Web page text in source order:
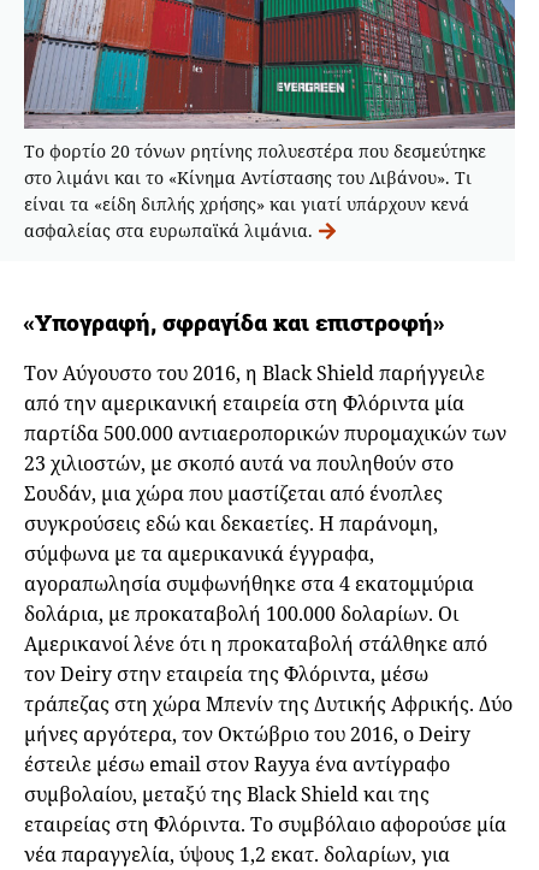
Το φορτίο 20 τόνων ρητίνης πολυεστέρα που δεσμεύτηκε
στο λιμάνι και το «Κίνημα Αντίστασης του Λιβάνου». Τι
είναι τα «είδη διπλής χρήσης» και γιατί υπάρχουν κενά
ασφαλείας στα ευρωπαϊκά λιμάνια.
«Υπογραφή, σφραγίδα και επιστροφή»
Τον Αύγουστο του 2016, η Black Shield παρήγγειλε
από την αμερικανική εταιρεία στη Φλόριντα μία
παρτίδα 500.000 αντιαεροπορικών πυρομαχικών των
23 χιλιοστών, με σκοπό αυτά να πουληθούν στο
Σουδάν, μια χώρα που μαστίζεται από ένοπλες
συγκρούσεις εδώ και δεκαετίες. Η παράνομη,
σύμφωνα με τα αμερικανικά έγγραφα,
αγοραπωλησία συμφωνήθηκε στα 4 εκατομμύρια
δολάρια, με προκαταβολή 100.000 δολαρίων. Οι
Αμερικανοί λένε ότι η προκαταβολή στάλθηκε από
τον Deiry στην εταιρεία της Φλόριντα, μέσω
τράπεζας στη χώρα Μπενίν της Δυτικής Αφρικής. Δύο
μήνες αργότερα, τον Οκτώβριο του 2016, ο Deiry
έστειλε μέσω email στον Rayya ένα αντίγραφο
συμβολαίου, μεταξύ της Black Shield και της
εταιρείας στη Φλόριντα. Το συμβόλαιο αφορούσε μία
νέα παραγγελία, ύψους 1,2 εκατ. δολαρίων, για